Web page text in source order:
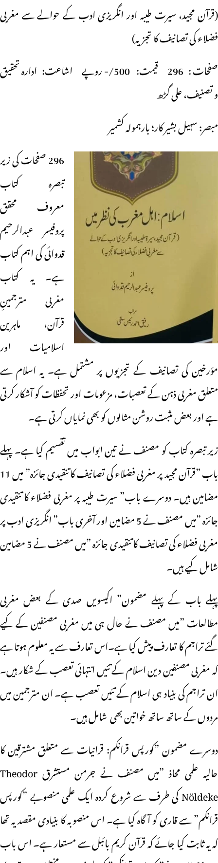
(قرآن مجید، سیرت طیبہ اور انگریزی ادب کے حوالے سے مغربی
فضلاء کی تصانیف کا تجزیہ)
صفحات : 296 قیمت: 500/- روپے اشاعت: ادارہ تحقیق
و تصنیف، علی گڑھ
مبصر: سہیل بشیر کار؛ بارہمولہ کشمیر
296 صفحات کی زیر
تبصرہ کتاب
معروف محقق
پروفیسر عبدالرحیم
قدوائی کی اہم کتاب
ہے۔ یہ کتاب
مغربی مترجمینِ
قرآن، ماہرین
اسلامیات اور
مؤرخین کی تصانیف کے تجزیوں پر مشتمل ہے۔ یہ اسلام سے
متعلق مغربی ذہن کے تعصبات، مزعومات اور تحفظات کو آشکار کرتی
ہے اور بعض مثبت روشن مثالوں کو بھی نمایاں کرتی ہے۔
زیر تبصرہ کتاب کو مصنف نے تین ابواب میں تقسیم کیا ہے۔ پہلے
باب ”قرآن مجید پر مغربی فضلاء کی تصانیف کا تنقیدی جائزہ” میں 11
مضامین ہیں۔ دوسرے باب” سیرت طیبہ پر مغربی فضلاء کا تنقیدی
جائزہ ”میں مصنف نے 5 مضامین اور آخری باب” انگریزی ادب پر
مغربی فضلاء کی تصانیف کا تنقیدی جائزہ ”میں مصنف نے 5 مضامین
شامل کیے ہیں۔
پہلے باب کے پہلے مضمون” اکیسویں صدی کے بعض مغربی
مطالعات ”میں مصنف نے حال ہی میں مغربی مصنفین کے کیے
گئے تراجم کا تعارف پیش کیا ہے۔اس تعارف سے یہ معلوم ہوتا ہے
کہ مغربی مصنفین دین اسلام کے تئیں انتہائی تعصب کے شکار ہیں۔
ان تراجم کی بنیاد ہی اسلام کے تئیں تعصب ہے۔ ان مترجمین میں
مردوں کے ساتھ ساتھ خواتین بھی شامل ہیں۔
دوسرے مضمون ”کورپس قرانکم: قرانیات سے متعلق مشترقین کا
حالیہ علمی محاذ ”میں مصنف نے جرمن مستشرق Theodor
Nöldeke کی طرف سے شروع کردہ ایک علمی منصوبے ”کورپس
قرانکم” سے قاری کو آگاہ کیا ہے۔ اس منصوبہ کا بنیادی مقصد یہ تھا
کہ یہ ثابت کیا جائے کہ قرآن کریم بائبل سے مستعار ہے۔ اس باب